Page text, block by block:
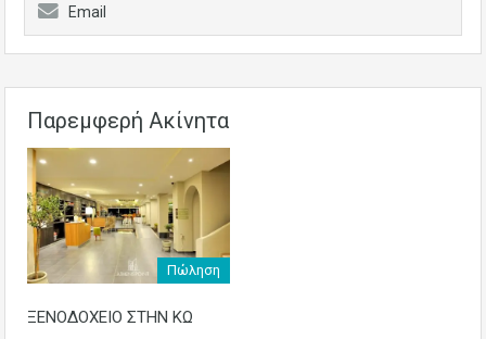
Email
Παρεμφερή Ακίνητα
Πώληση
ΞΕΝΟΔΟΧΕΙΟ ΣΤΗΝ ΚΩ